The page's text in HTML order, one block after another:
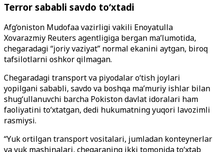
Terror sababli savdo to‘xtadi
Afg‘oniston Mudofaa vazirligi vakili Enoyatulla
Xovarazmiy Reuters agentligiga bergan ma’lumotida,
chegaradagi “joriy vaziyat” normal ekanini aytgan, biroq
tafsilotlarni oshkor qilmagan.
Chegaradagi transport va piyodalar o‘tish joylari
yopilgani sababli, savdo va boshqa ma’muriy ishlar bilan
shug‘ullanuvchi barcha Pokiston davlat idoralari ham
faoliyatini to‘xtatgan, dedi hukumatning yuqori lavozimli
rasmiysi.
“Yuk ortilgan transport vositalari, jumladan konteynerlar
va yuk mashinalari, chegaraning ikki tomonida to‘xtab